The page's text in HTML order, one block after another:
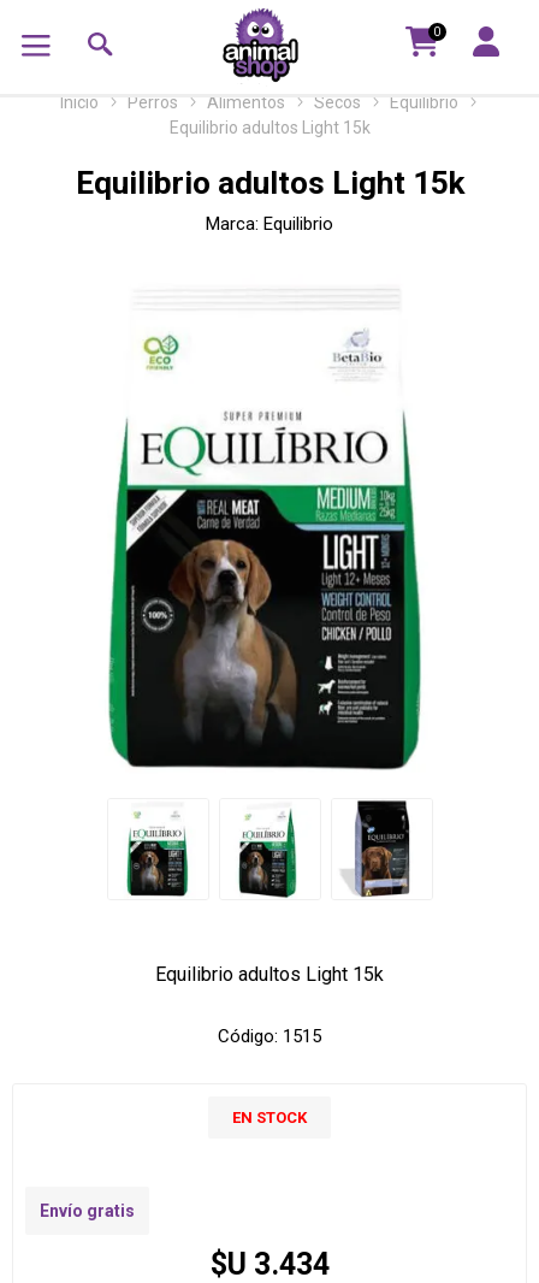
0
Inicio Perros Alimentos Secos
Equilibrio
Equilibrio adultos Light 15k
Equilibrio adultos Light 15k
Marca: Equilibrio
Equilibrio adultos Light 15k
Código: 1515
EN STOCK
Envío gratis
$U 3.434